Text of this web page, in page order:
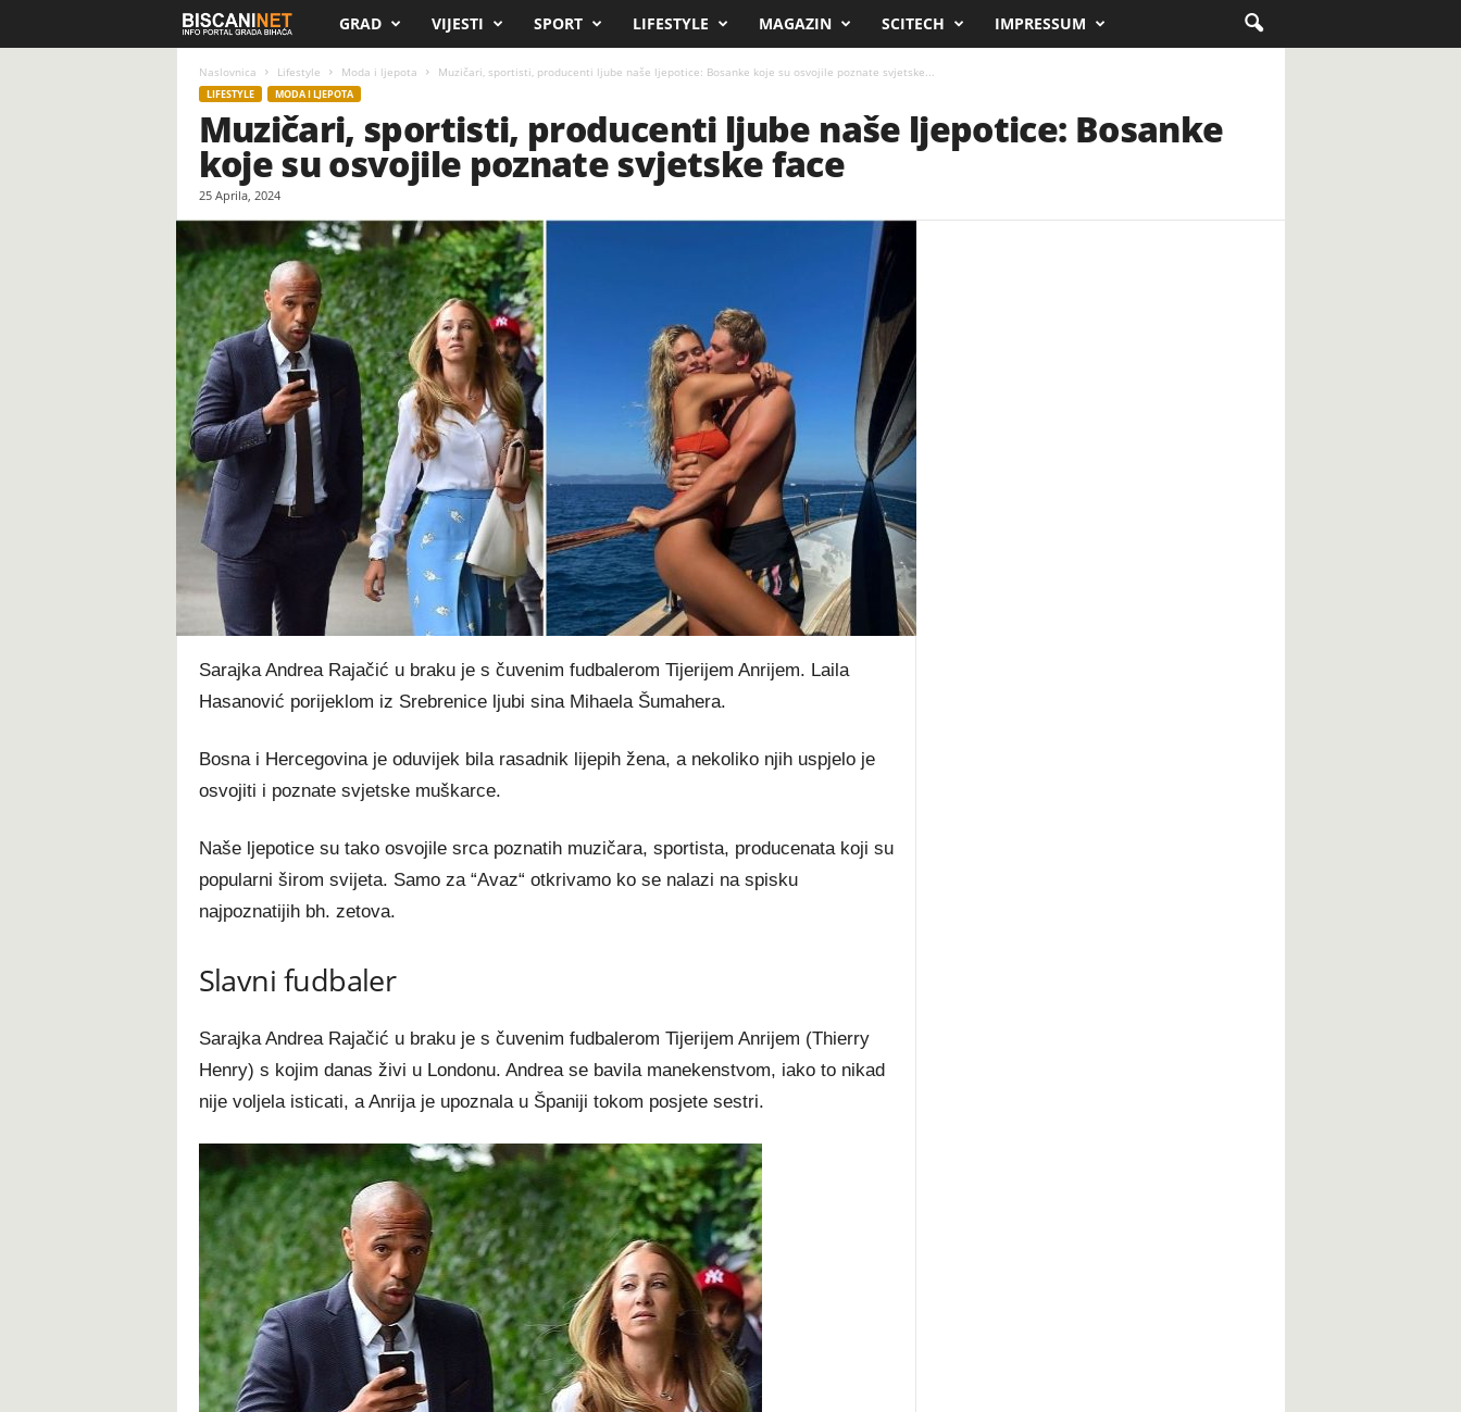
n
i
n
t
GRAD VIJESTI SPORT LIFESTYLE MAGAZIN SCITECH IMPRESSUM
Naslovnica Lifestyle Moda i ljepota Muzičari, sportisti, producenti ljube naše ljepotice: Bosanke koje su osvojile poznate svjetske...
LIFESTYLE MODA I LJEPOTA
Muzičari, sportisti, producenti ljube naše ljepotice: Bosanke
koje su osvojile poznate svjetske face
25 Aprila, 2024
Sarajka Andrea Rajačić u braku je s čuvenim fudbalerom Tijerijem Anrijem. Laila
Hasanović porijeklom iz Srebrenice ljubi sina Mihaela Šumahera.
Bosna i Hercegovina je oduvijek bila rasadnik lijepih žena, a nekoliko njih uspjelo je
osvojiti i poznate svjetske muškarce.
Naše ljepotice su tako osvojile srca poznatih muzičara, sportista, producenata koji su
popularni širom svijeta. Samo za “Avaz“ otkrivamo ko se nalazi na spisku
najpoznatijih bh. zetova.
Slavni fudbaler
Sarajka Andrea Rajačić u braku je s čuvenim fudbalerom Tijerijem Anrijem (Thierry
Henry) s kojim danas živi u Londonu. Andrea se bavila manekenstvom, iako to nikad
nije voljela isticati, a Anrija je upoznala u Španiji tokom posjete sestri.